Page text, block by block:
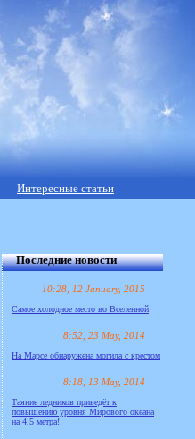
Интересные статьи
Последние новости
10:28, 12 January, 2015
Самое холодное место во Вселенной
8:52, 23 May, 2014
На Марсе обнаружена могила с крестом
8:18, 13 May, 2014
Таяние ледников приведёт к
повышению уровня Мирового океана
на 4,5 метра!